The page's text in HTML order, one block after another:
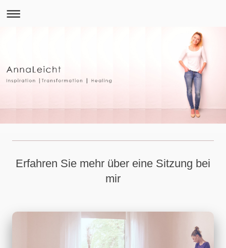
Erfahren Sie mehr über eine Sitzung bei
mir